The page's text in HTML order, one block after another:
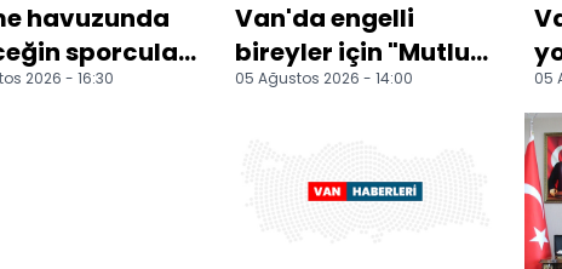
havuzunda
sporcuları
Van'da
2026 - 16:30
Van'da engelli
bireyler için "Mutlu
Çarşamba" etkinliği
05 Ağustos 2026 - 14:00 05